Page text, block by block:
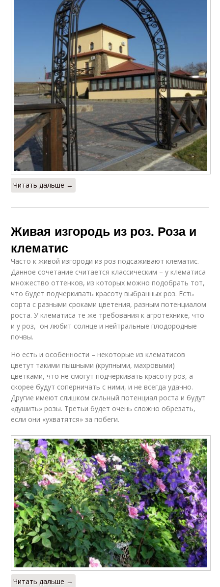
Читать дальше →
Живая изгородь из роз. Роза и
клематис
Часто к живой изгороди из роз подсаживают клематис.
Данное сочетание считается классическим – у клематиса
множество оттенков, из которых можно подобрать тот,
что будет подчеркивать красоту выбранных роз. Есть
сорта с разными сроками цветения, разным потенциалом
роста. У клематиса те же требования к агротехнике, что
и у роз, он любит солнце и нейтральные плодородные
почвы.
Но есть и особенности – некоторые из клематисов
цветут такими пышными (крупными, махровыми)
цветками, что не смогут подчеркивать красоту роз, а
скорее будут соперничать с ними, и не всегда удачно.
Другие имеют слишком сильный потенциал роста и будут
«душить» розы. Третьи будет очень сложно обрезать,
если они «ухватятся» за побеги.
Читать дальше →